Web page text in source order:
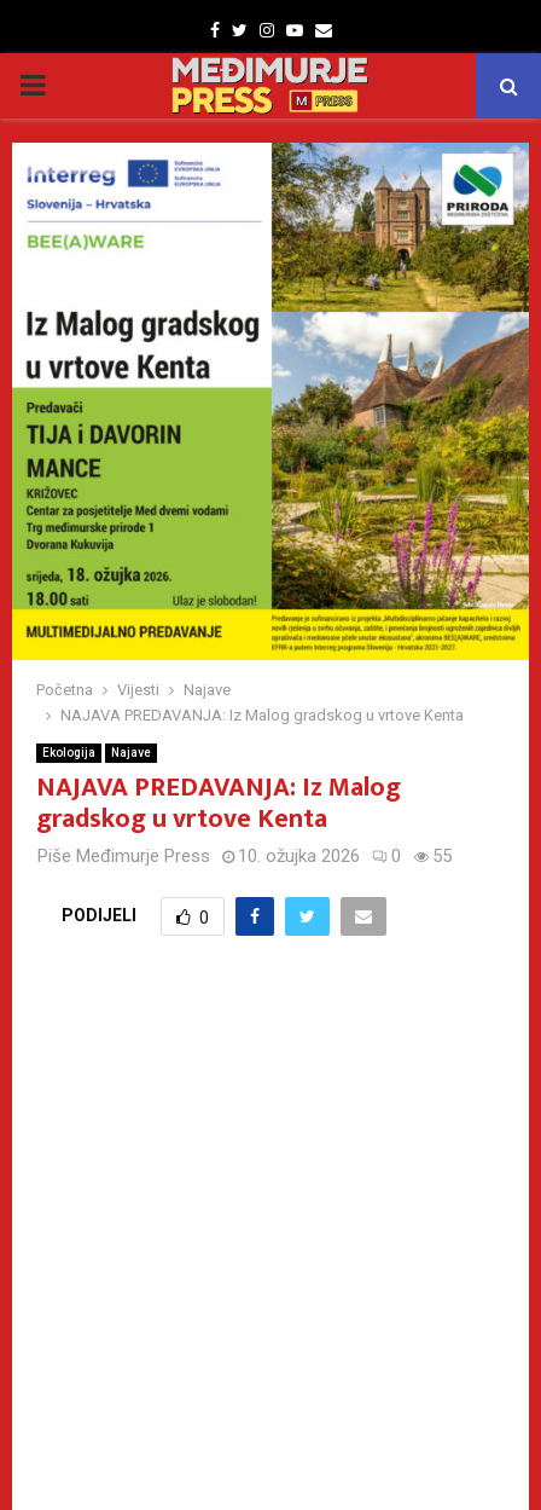
Facebook
TwitterInstagram
Youtube
Email
PRIMARY
MENU
Početna Vijesti
Najave
NAJAVA PREDAVANJA: Iz Malog gradskog u vrtove Kenta
Ekologija Najave
NAJAVA PREDAVANJA: Iz Malog
gradskog u vrtove Kenta
Piše Međimurje Press 10. ožujka 2026 0 55
PODIJELI 0